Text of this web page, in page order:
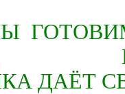
ДАЁТ